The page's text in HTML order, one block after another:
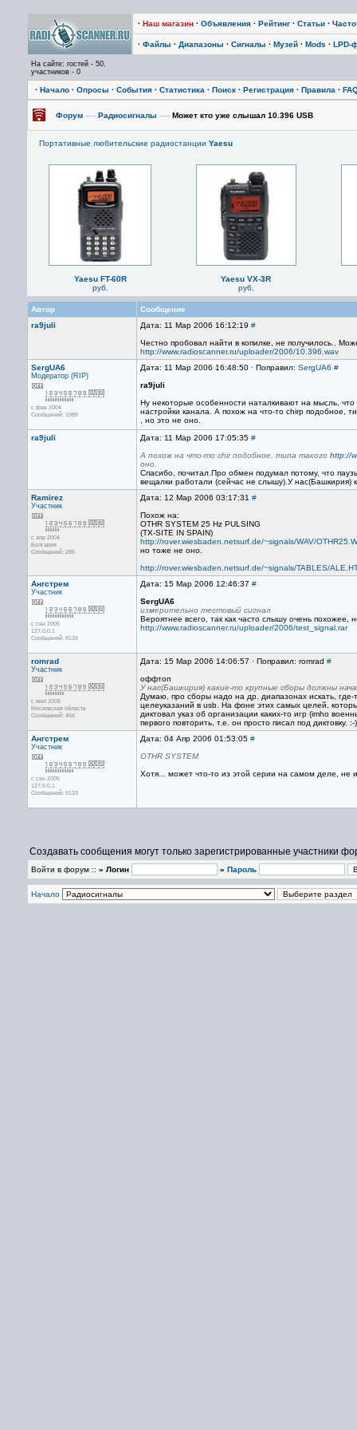
· Наш магазин · Объявления · Рейтинг · Статьи ·
· Файлы · Диапазоны · Сигналы · Музей · Mods · LPD-
На сайте: гостей - 50,
участников - 0
· Начало · Опросы · События · Статистика · Поиск · Регистрация · Правила ·
Форум —› Радиосигналы —› Может кто уже слышал 10.396 USB
Портативные любительские радиостанции Yaesu
Yaesu FT-60R
руб.
Yaesu VX-3R
руб.
Автор
Сообщение
ra9juli
Дата: 11 Мар 2006 16:12:19 #
Честно пробовал найти в копилке, не получилось..
http://www.radioscanner.ru/uploader/2006/10.396.wav
SergUA6
Модератор (RIP)
с фев 2004
Сообщений: 1989
Дата: 11 Мар 2006 16:48:50 · Поправил: SergUA6 #
ra9juli
Ну некоторые особенности наталкивают на мысль,
настройки канала. А похож на что-то chirp подобное,
, но это не оно.
ra9juli
Дата: 11 Мар 2006 17:05:35 #
А похож на что-то chir подобное, типа такого http://
оно.
Спасибо, почитал.Про обмен подумал потому, что
вещалки работали (сейчас не слышу).У нас(Башкирия)
Ramirez
Участник
с апр 2004
Болгария
Сообщений: 285
Дата: 12 Мар 2006 03:17:31 #
Похож на:
OTHR SYSTEM 25 Hz PULSING
(TX-SITE IN SPAIN)
http://rover.wiesbaden.netsurf.de/~signals/WAV/
но тоже не оно.
http://rover.wiesbaden.netsurf.de/~signals/TABLES/
Ангстрем
Участник
с сен 2005
127.0.0.1
Сообщений: 9133
Дата: 15 Мар 2006 12:46:37 #
SergUA6
измерительно тестовый сигнал
Вероятнее всего, так как часто слышу очень похожее,
http://www.radioscanner.ru/uploader/2006/test_signal.rar
romrad
Участник
с июл 2005
Московская область
Сообщений: 456
Дата: 15 Мар 2006 14:06:57 · Поправил: romrad #
оффтоп
У нас(Башкирия) какие-то крупные сборы должны
Думаю, про сборы надо на др. диапазонах искать,
целеуказаний в usb. На фоне этих самых целей,
диктовал указ об организации каких-то игр (imho
первого повторить, т.е. он просто писал под диктовку.
Ангстрем
Участник
с сен 2005
127.0.0.1
Сообщений: 9133
Дата: 04 Апр 2006 01:53:05 #
OTHR SYSTEM
Хотя... может что-то из этой серии на самом деле, не
Создавать сообщения могут только зарегистрированные участники
Войти в форум :: » Логин » Пароль
Начало